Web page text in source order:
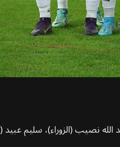
نصيب (الزوراء)، سليم عبيد